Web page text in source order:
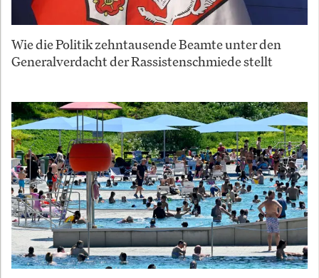
Wie die Politik zehntausende Beamte unter den
Generalverdacht der Rassistenschmiede stellt